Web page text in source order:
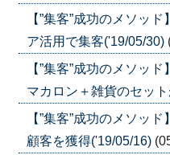
【”集客”成功のメソッ
ア活用で集客('19/05/30)
【”集客”成功のメソッ
マカロン＋雑貨のセッ
【”集客”成功のメソッ
顧客を獲得('19/05/16)